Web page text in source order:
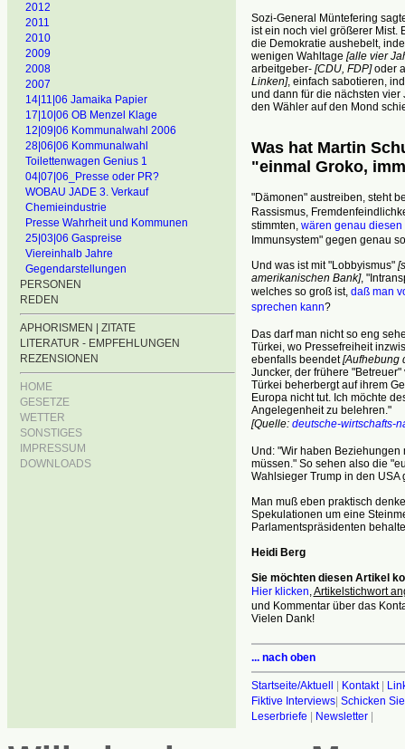
2012
2011
2010
2009
2008
2007
14|11|06 Jamaika Papier
17|10|06 OB Menzel Klage
12|09|06 Kommunalwahl 2006
28|06|06 Kommunalwahl
Toilettenwagen Genius 1
04|07|06_Presse oder PR?
WOBAU JADE 3. Verkauf
Chemieindustrie
Presse Wahrheit und Kommunen
25|03|06 Gaspreise
Viereinhalb Jahre
Gegendarstellungen
PERSONEN
REDEN
APHORISMEN | ZITATE
LITERATUR - EMPFEHLUNGEN
REZENSIONEN
HOME
GESETZE
WETTER
SONSTIGES
IMPRESSUM
DOWNLOADS
Sozi-General Müntefering
ist ein noch viel größerer Mist.
die Demokratie aushebelt,
wenigen Wahltage [alle vier
arbeitgeber- [CDU, FDP]oder
Linken], einfach sabotieren,
und dann für die nächsten
den Wähler auf den Mond
Was hat Martin
"einmal Groko,
"Dämonen" austreiben, steht
Rassismus,
stimmten, wären genau
Immunsystem" gegen genau
Und was ist mit "Lobbyismus"
amerikanischen Bank],
welches so groß ist, daß man
sprechen kann?
Das darf man nicht so eng
Türkei, wo Pressefreiheit
ebenfalls beendet[Aufhebung
Juncker, der frühere
Türkei beherbergt auf ihrem
Europa nicht tut. Ich möchte
Angelegenheit zu belehren."
[Quelle: deutsche-wirtschafts-
Und: "Wir haben
müssen." So sehen also die
Wahlsieger Trump in den
Man muß eben praktisch
Spekulationen um eine
Parlamentspräsidenten
Heidi Berg
Sie möchten diesen Artikel
Hier klicken,Artikelstichwort an
und Kommentar über das
Vielen Dank!
... nach oben
Startseite/Aktuell Kontakt|
Fiktive Interviews| Schicken
Leserbriefe
Newsletter|